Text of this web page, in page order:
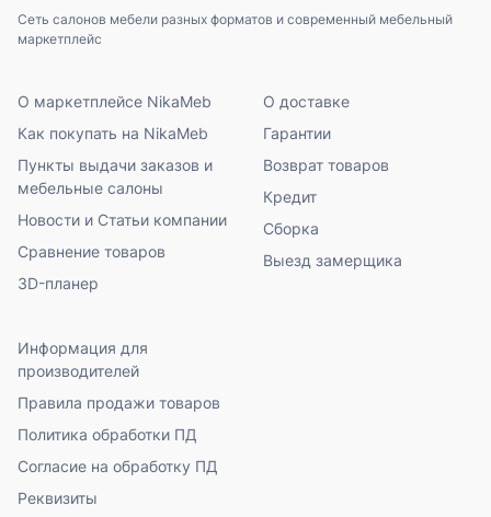
Сеть салонов мебели разных форматов и современный мебельный
маркетплейс
О маркетплейсе NikaMeb
Как покупать на NikaMeb
Пункты выдачи заказов и
мебельные салоны
Новости и Статьи компании
Сравнение товаров
3D-планер
О доставке
Гарантии
Возврат товаров
Кредит
Сборка
Выезд замерщика
Информация для
производителей
Правила продажи товаров
Политика обработки ПД
Согласие на обработку ПД
Реквизиты